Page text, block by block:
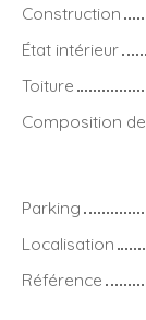
Construction
État intérieur
Toiture
Composition
Parking
Localisation
Référence